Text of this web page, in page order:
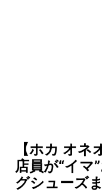
【ホカ オ
店員が“イマ
グシューズ